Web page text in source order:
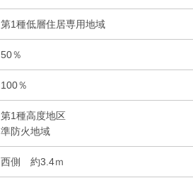
第1種低層住居専用地域
50％
100％
第1種高度地区
準防火地域
西側 約3.4ｍ